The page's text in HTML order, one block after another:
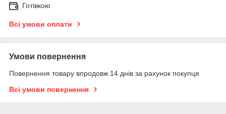
Готівкою
Всі умови оплати
Умови повернення
Повернення товару впродовж 14 днів за рахунок покупця
Всі умови повернення